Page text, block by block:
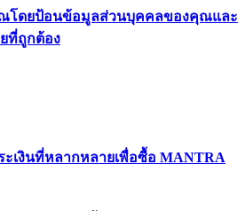
โดยป้อนข้อมูลส่วนบุคคลของคุณและ
ที่ถูกต้อง
ะเงินที่หลากหลายเพื่อซื้อ MANTRA